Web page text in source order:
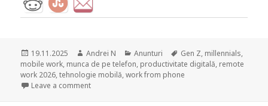
Posted
on
19.11.2025 Author
Andrei N Categories
Anunturi Tags
Gen Z, millennials,
mobile work, munca de pe telefon, productivitate digitală, remote
work 2026,tehnologie mobilă,work from phone
Leave a commenton Work from phone: noul mod de lucru pentru